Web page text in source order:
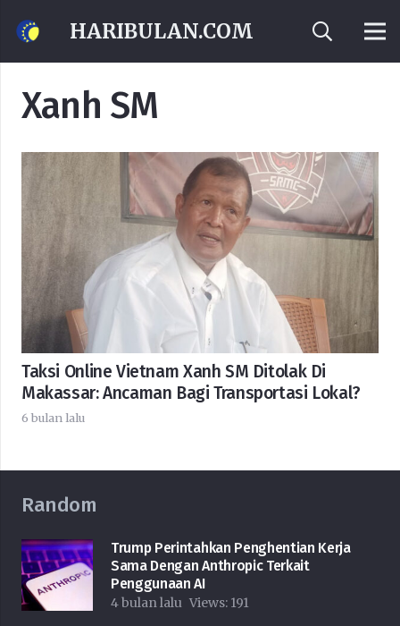
HARIBULAN.COM
Xanh SM
Taksi Online Vietnam Xanh SM Ditolak Di
Makassar: Ancaman Bagi Transportasi Lokal?
6 bulan lalu
Random
Trump Perintahkan Penghentian Kerja
Sama Dengan Anthropic Terkait
Penggunaan AI
4 bulan lalu Views: 191